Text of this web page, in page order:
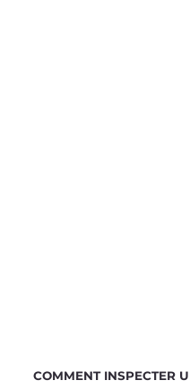
COMMENT INSPECTER